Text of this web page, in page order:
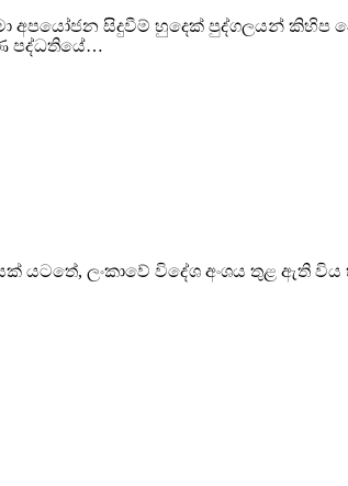
අපයෝජන සිදුවීම් හුදෙක් පුද්ගලයන් කිහිප
පද්ධතියේ…
යටතේ, ලංකාවේ විදේශ අංශය තුළ ඇති